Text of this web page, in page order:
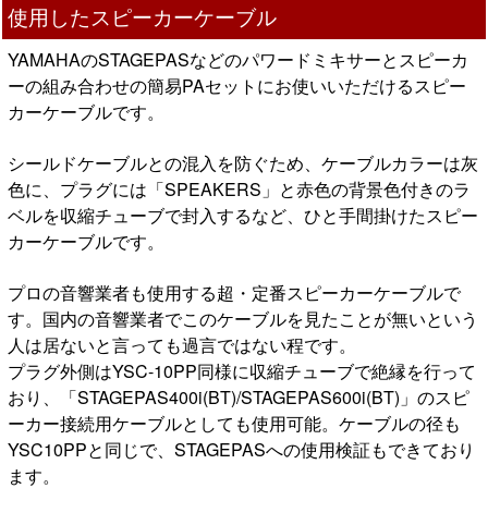
使用したスピーカーケーブル
YAMAHAのSTAGEPASなどのパワードミキサーとスピーカ
ーの組み合わせの簡易PAセットにお使いいただけるスピー
カーケーブルです。
シールドケーブルとの混入を防ぐため、ケーブルカラーは灰
色に、プラグには「SPEAKERS」と赤色の背景色付きのラ
ベルを収縮チューブで封入するなど、ひと手間掛けたスピー
カーケーブルです。
プロの音響業者も使用する超・定番スピーカーケーブルで
す。国内の音響業者でこのケーブルを見たことが無いという
人は居ないと言っても過言ではない程です。
プラグ外側はYSC-10PP同様に収縮チューブで絶縁を行って
おり、「STAGEPAS400i(BT)/STAGEPAS600i(BT)」のスピ
ーカー接続用ケーブルとしても使用可能。ケーブルの径も
YSC10PPと同じで、STAGEPASへの使用検証もできており
ます。